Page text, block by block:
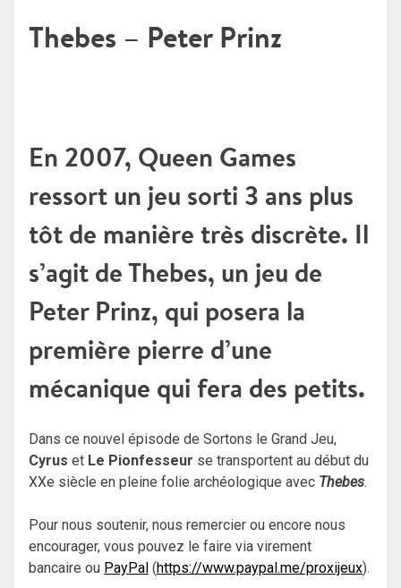
Thebes – Peter Prinz
En 2007, Queen Games
ressort un jeu sorti 3 ans plus
tôt de manière très discrète. Il
s’agit de Thebes, un jeu de
Peter Prinz, qui posera la
première pierre d’une
mécanique qui fera des petits.
Dans ce nouvel épisode de Sortons le Grand Jeu,
Cyrus et Le Pionfesseur se transportent au début du
XXe siècle en pleine folie archéologique avec Thebes.
Pour nous soutenir, nous remercier ou encore nous
encourager, vous pouvez le faire via virement
bancaire ou PayPal (https://www.paypal.me/proxijeux).